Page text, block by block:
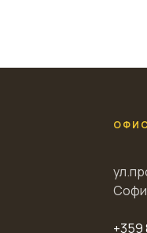
+359